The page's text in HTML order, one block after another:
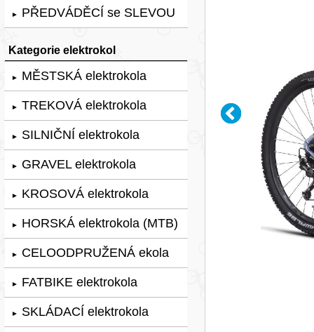
► PŘEDVÁDĚCÍ se SLEVOU
Kategorie elektrokol
► MĚSTSKÁ elektrokola
► TREKOVÁ elektrokola
► SILNIČNÍ elektrokola
► GRAVEL elektrokola
► KROSOVÁ elektrokola
► HORSKÁ elektrokola (MTB)
► CELOODPRUŽENÁ ekola
► FATBIKE elektrokola
► SKLÁDACÍ elektrokola